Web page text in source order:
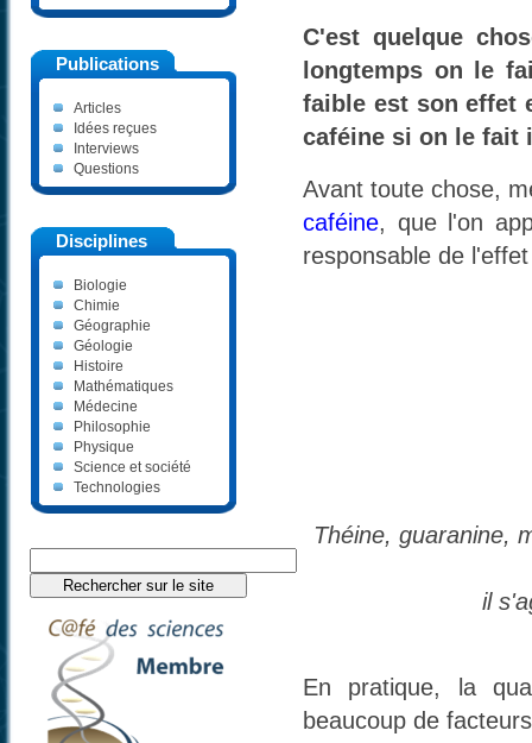
Publications
Articles
Idées reçues
Interviews
Questions
Disciplines
Biologie
Chimie
Géographie
Géologie
Histoire
Mathématiques
Médecine
Philosophie
Physique
Science et société
Technologies
C'est quelque
longtemps on le
faible est son effet
caféine si on le fait
Avant toute chose,
caféine, que l'on
responsable de
Théine, guaranine,
il
En pratique, la
beaucoup de